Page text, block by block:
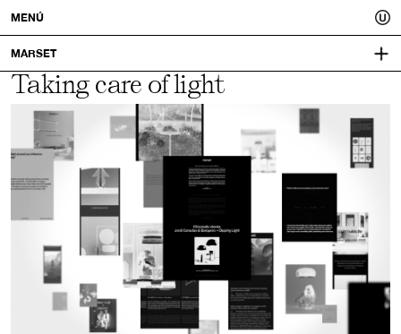
Usted.
Un
mejor
tú.
MENÚ
MARSET
MARSET.COM
DIRECCIÓN CREATIVA Y DISEÑO:
QUERIDA
Taking care of light